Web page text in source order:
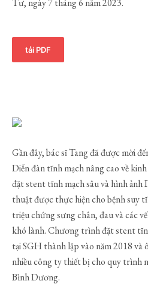
Tư, ngày 7 tháng 6 năm 2023.
tải PDF
Gần đây, bác sĩ Tang đã được mời
Diễn đàn tĩnh mạch nâng cao về
đặt stent tĩnh mạch sâu và hình
thuật được thực hiện cho bệnh suy
triệu chứng sưng chân, đau và các
khó lành. Chương trình đặt stent
tại SGH thành lập vào năm 2018 và
nhiều công ty thiết bị cho quy trình
Bình Dương.